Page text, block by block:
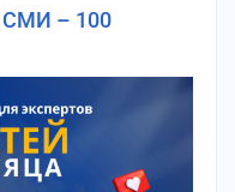
СМИ – 100